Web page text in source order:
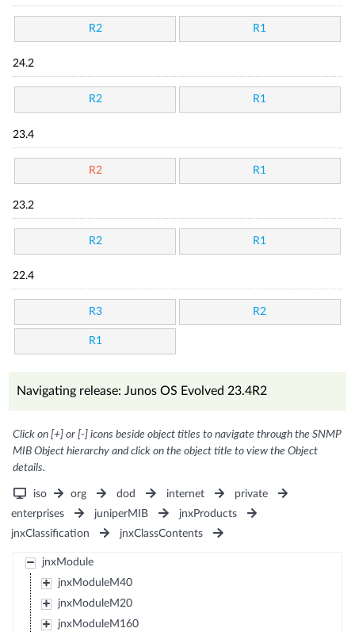
R2 R1
24.2
R2 R1
23.4
R2 R1
23.2
R2 R1
22.4
R3 R2
R1
Navigating release: Junos OS Evolved 23.4R2
Click on [+] or [-] icons beside object titles to navigate through the SNMP
MIB Object hierarchy and click on the object title to view the Object
details.
iso org dod internet
private
enterprises
juniperMIB
jnxProducts
jnxClassification
jnxClassContents
jnxModule
jnxModuleM40
jnxModuleM20
jnxModuleM160